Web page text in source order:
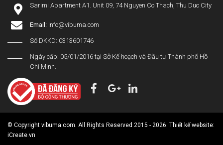
Sarimi Apartment A1. Unit 09, 74 Nguyen Co Thach, Thu Duc City
Email: info@vibuma.com
Số DKKD: 0313601746
Ngày cấp: 05/01/2016 tại Sở Kế hoạch và Đầu tư Thành phố Hồ
Chí Minh.
© Copyright vibuma.com. All Rights Reserved 2015 - 2026. Thiết kế website:
iCreate.vn